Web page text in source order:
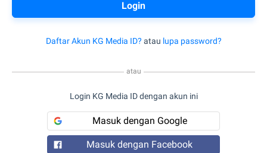
Daftar Akun KG Media ID? atau lupa password?
atau
Login KG Media ID dengan akun ini
Masuk dengan Google
Masuk dengan Facebook